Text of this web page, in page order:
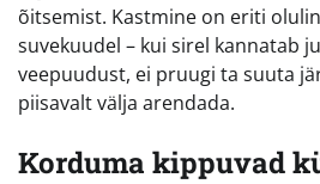
õitsemist. Kastmine on eriti
suvekuudel – kui sirel kannatab
veepuudust, ei pruugi ta suuta
piisavalt välja arendada.
Korduma kippuvad